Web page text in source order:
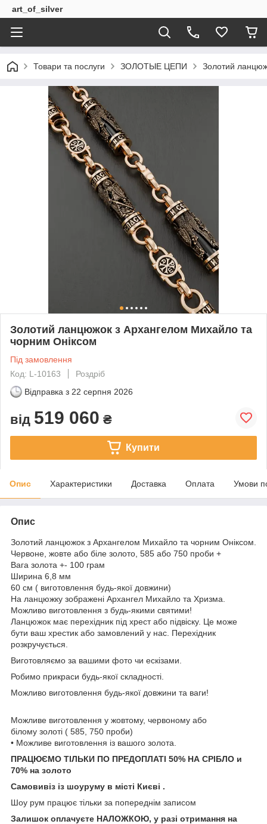
art_of_silver
Товари та послуги ЗОЛОТЫЕ ЦЕПИ Золотий
Золотий ланцюжок з Архангелом Михайло та
чорним Оніксом
Під замовлення
Код: L-10163
Роздріб
Відправка з 22 серпня 2026
від 519 060 ₴
Купити
Опис Характеристики Доставка Оплата Умови
Опис
Золотий ланцюжок з Архангелом Михайло та чорним Оніксом.
Червоне, жовте або біле золото, 585 або 750 проби +
Вага золота +- 100 грам
Ширина 6,8 мм
60 см ( виготовлення будь-якої довжини)
На ланцюжку зображені Архангел Михайло та Хризма.
Можливо виготовлення з будь-якими святими!
Ланцюжок має перехідник під хрест або підвіску. Це може
бути ваш хрестик або замовлений у нас. Перехідник
розкручується.
Виготовляємо за вашими фото чи ескізами.
Робимо прикраси будь-якої складності.
Можливо виготовлення будь-якої довжини та ваги!
Можливе виготовлення у жовтому, червоному або
білому золоті ( 585, 750 проби)
• Можливе виготовлення із вашого золота.
ПРАЦЮЄМО ТІЛЬКИ ПО ПРЕДОПЛАТІ 50% НА СРІБЛО и
70% на золото
Самовивіз із шоуруму в місті Києві .
Шоу рум працює тільки за попереднім записом
Залишок оплачуєте НАЛОЖКОЮ, у разі отримання на